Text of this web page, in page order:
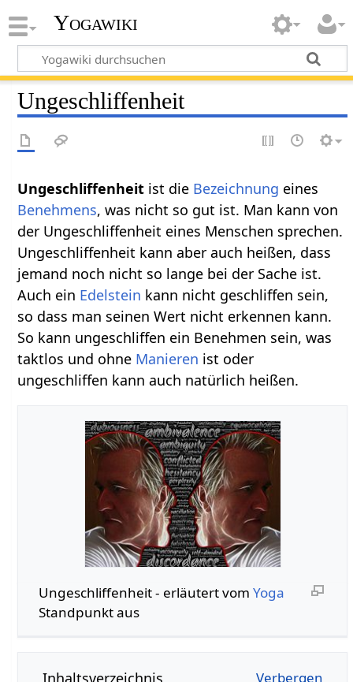
Yogawiki
Ungeschliffenheit
ist die Bezeichnung eines
Benehmens, was nicht so gut ist. Man kann von
der Ungeschliffenheit eines Menschen sprechen.
Ungeschliffenheit kann aber auch heißen, dass
jemand noch nicht so lange bei der Sache ist.
Auch ein Edelstein kann nicht geschliffen sein,
so dass man seinen Wert nicht erkennen kann.
So kann ungeschliffen ein Benehmen sein, was
taktlos und ohne Manieren ist oder
ungeschliffen kann auch natürlich heißen.
Ungeschliffenheit‏‎ - erläutert vom Yoga
Standpunkt aus